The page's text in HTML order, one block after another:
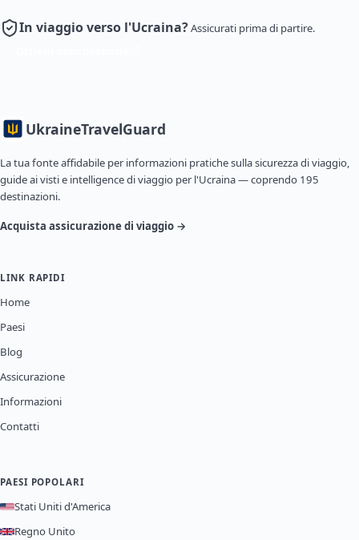
In viaggio verso l'Ucraina?Assicurati prima di partire.
UkraineTravelGuard
La tua fonte affidabile per informazioni pratiche sulla sicurezza di viaggio,
guide ai visti e intelligence di viaggio per l'Ucraina — coprendo 195
destinazioni.
Acquista assicurazione di viaggio →
LINK RAPIDI
Home
Paesi
Blog
Assicurazione
Informazioni
Contatti
PAESI POPOLARI
Stati Uniti d'America
Regno Unito